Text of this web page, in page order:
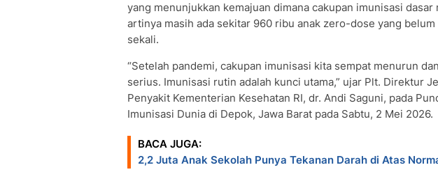
yang menunjukkan kemajuan dimana cakupan imunisasi
artinya masih ada sekitar 960 ribu anak zero-dose yang
sekali.
“Setelah pandemi, cakupan imunisasi kita sempat menurun
serius. Imunisasi rutin adalah kunci utama,” ujar Plt. Direktur
Penyakit Kementerian Kesehatan RI, dr. Andi Saguni, pada
Imunisasi Dunia di Depok, Jawa Barat pada Sabtu, 2 Mei 2026.
BACA JUGA:
2,2 Juta Anak Sekolah Punya Tekanan Darah di Atas